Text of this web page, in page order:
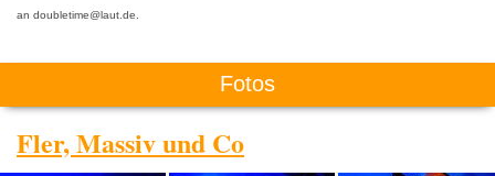
an doubletime@laut.de.
Fotos
Fler, Massiv und Co